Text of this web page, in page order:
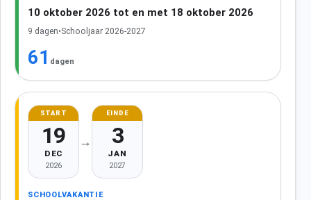
10 oktober 2026 tot en met 18 oktober 2026
9 dagen•Schooljaar 2026-2027
61 dagen
START
19
DEC
2026
→
EINDE
3
JAN
2027
SCHOOLVAKANTIE